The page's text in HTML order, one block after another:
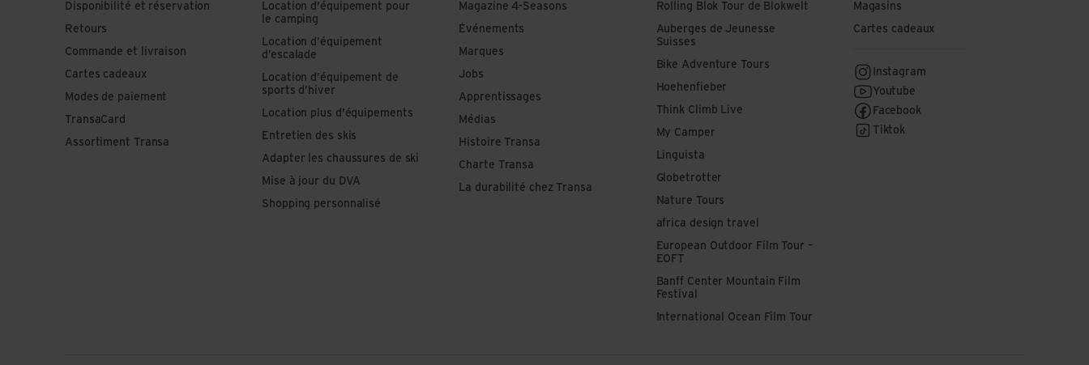
Disponibilité et réservation
Retours
Commande et livraison
Cartes cadeaux
Modes de paiement
TransaCard
Assortiment Transa
Location d'équipement pour
le camping
Location d’équipement
d’escalade
Location d’équipement de
sports d’hiver
Location plus d'équipements
Entretien des skis
Adapter les chaussures de ski
Mise à jour du DVA
Shopping personnalisé
Magazine 4-Seasons
Événements
Marques
Jobs
Apprentissages
Médias
Histoire Transa
Charte Transa
La durabilité chez Transa
Rolling Blok Tour de Blokwelt
Auberges de Jeunesse
Suisses
Bike Adventure Tours
Hoehenfieber
Think Climb Live
My Camper
Linguista
Globetrotter
Nature Tours
africa design travel
European Outdoor Film Tour –
EOFT
Banff Center Mountain Film
Festival
International Ocean Film Tour
Magasins
Cartes cadeaux
Instagram
Youtube
Facebook
Tiktok